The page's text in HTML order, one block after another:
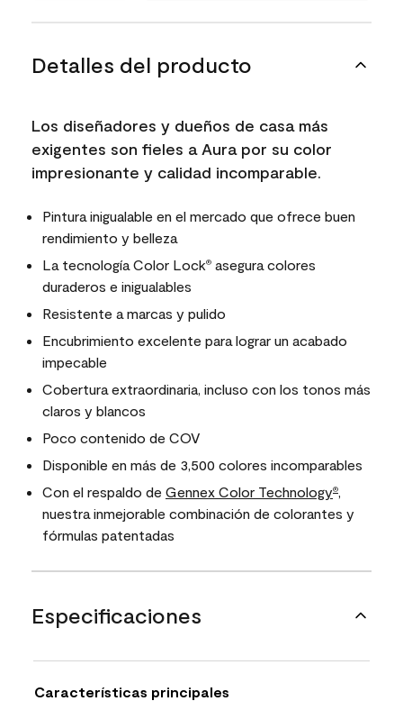
Detalles del producto
Los diseñadores y dueños de casa más
exigentes son fieles a Aura por su color
impresionante y calidad incomparable.
Pintura inigualable en el mercado que ofrece buen
rendimiento y belleza
La tecnología Color Lock® asegura colores
duraderos e inigualables
Resistente a marcas y pulido
Encubrimiento excelente para lograr un acabado
impecable
Cobertura extraordinaria, incluso con los tonos más
claros y blancos
Poco contenido de COV
Disponible en más de 3,500 colores incomparables
Con el respaldo de Gennex Color Technology®,
nuestra inmejorable combinación de colorantes y
fórmulas patentadas
Especificaciones
Características principales